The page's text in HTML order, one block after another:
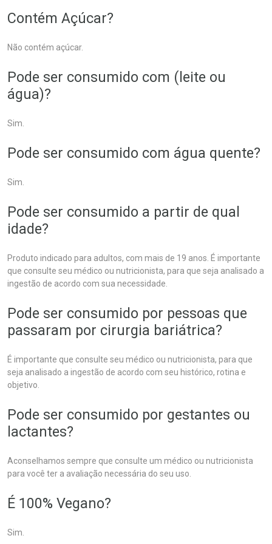
Contém Açúcar?
Não contém açúcar.
Pode ser consumido com (leite ou
água)?
Sim.
Pode ser consumido com água quente?
Sim.
Pode ser consumido a partir de qual
idade?
Produto indicado para adultos, com mais de 19 anos. É importante
que consulte seu médico ou nutricionista, para que seja analisado a
ingestão de acordo com sua necessidade.
Pode ser consumido por pessoas que
passaram por cirurgia bariátrica?
É importante que consulte seu médico ou nutricionista, para que
seja analisado a ingestão de acordo com seu histórico, rotina e
objetivo.
Pode ser consumido por gestantes ou
lactantes?
Aconselhamos sempre que consulte um médico ou nutricionista
para você ter a avaliação necessária do seu uso.
É 100% Vegano?
Sim.